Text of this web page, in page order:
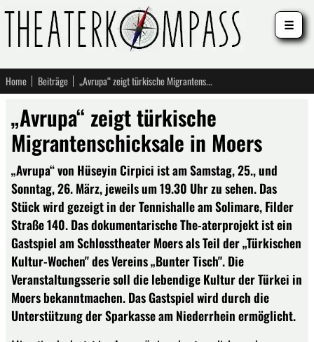
Home Beiträge „Avrupa“ zeigt türkische Migrantenschicksale in Moers
„Avrupa“ zeigt türkische
Migrantenschicksale in Moers
„Avrupa“ von Hüseyin Cirpici ist am Samstag, 25., und
Sonntag, 26. März, jeweils um 19.30 Uhr zu sehen. Das
Stück wird gezeigt in der Tennishalle am Solimare, Filder
Straße 140. Das dokumentarische The-aterprojekt ist ein
Gastspiel am Schlosstheater Moers als Teil der „Türkischen
Kultur-Wochen" des Vereins „Bunter Tisch". Die
Veranstaltungsserie soll die lebendige Kultur der Türkei in
Moers bekanntmachen. Das Gastspiel wird durch die
Unterstützung der Sparkasse am Niederrhein ermöglicht.
☰